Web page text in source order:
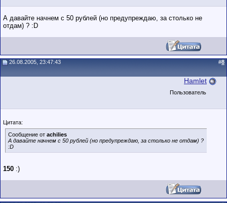
А давайте начнем с 50 рублей (но предупреждаю, за столько не
отдам) ? :D
26.08.2005, 23:47:43 #8
Hamlet
Пользователь
Цитата:
Сообщение от achilies
А давайте начнем с 50 рублей (но предупреждаю, за столько не отдам) ?
:D
150 :)